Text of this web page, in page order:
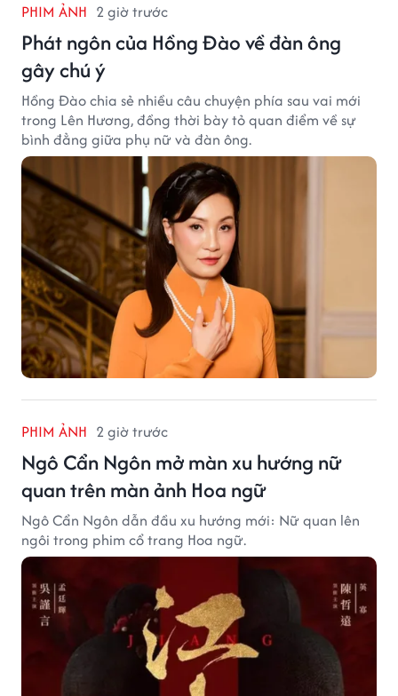
PHIM ẢNH 2 giờ trước
Phát ngôn của Hồng Đào về đàn ông
gây chú ý
Hồng Đào chia sẻ nhiều câu chuyện phía sau vai mới
trong Lên Hương, đồng thời bày tỏ quan điểm về sự
bình đẳng giữa phụ nữ và đàn ông.
PHIM ẢNH 2 giờ trước
Ngô Cẩn Ngôn mở màn xu hướng nữ
quan trên màn ảnh Hoa ngữ
Ngô Cẩn Ngôn dẫn đầu xu hướng mới: Nữ quan lên
ngôi trong phim cổ trang Hoa ngữ.